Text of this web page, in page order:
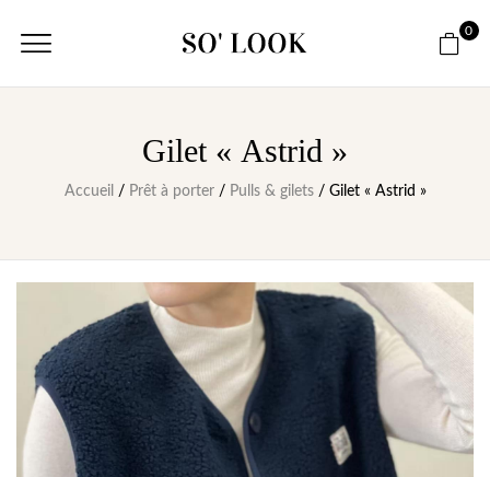
0
Gilet « Astrid »
Accueil / Prêt à porter/ Pulls & gilets/ Gilet « Astrid »